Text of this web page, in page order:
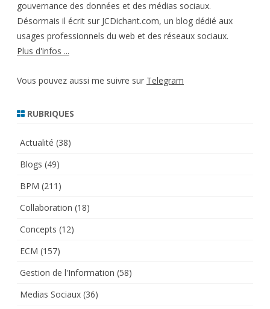
gouvernance des données et des médias sociaux.
Désormais il écrit sur JCDichant.com, un blog dédié aux
usages professionnels du web et des réseaux sociaux.
Plus d'infos ...
Vous pouvez aussi me suivre sur Telegram
RUBRIQUES
Actualité (38)
Blogs (49)
BPM (211)
Collaboration (18)
Concepts (12)
ECM (157)
Gestion de l'Information (58)
Medias Sociaux (36)